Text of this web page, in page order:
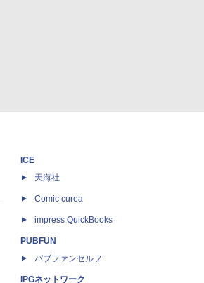
ICE
天海社
Comic curea
impress QuickBooks
PUBFUN
パブファンセルフ
IPGネットワーク